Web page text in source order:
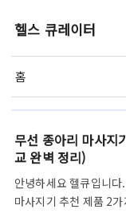
헬스 큐레이터
홈
무선 종아리 마사지
교 완벽 정리)
안녕하세요 헬큐입니
마사지기 추천 제품 2